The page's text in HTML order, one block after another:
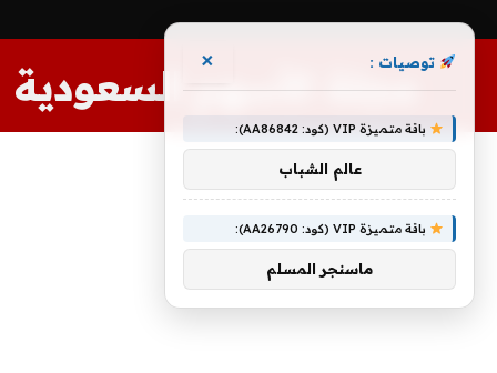
مجلة الأسهم السعودية
توصيات : ×
باقة متميزة VIP (كود: AA86842):
عالم الشباب
باقة متميزة VIP (كود: AA26790):
ماسنجر المسلم